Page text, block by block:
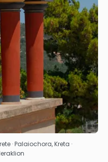
· Palaiochora, Kreta ·